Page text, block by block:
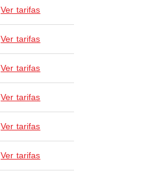
Ver tarifas
Ver tarifas
Ver tarifas
Ver tarifas
Ver tarifas
Ver tarifas